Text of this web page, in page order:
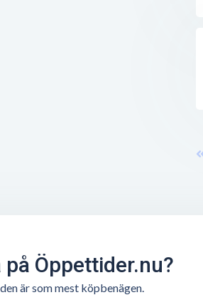
Öppettider.nu?
är som mest köpbenägen.